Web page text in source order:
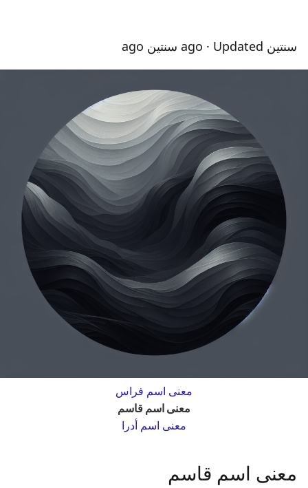
سنتين ago · Updated سنتين ago
معنى اسم فراس
معنى اسم قاسم
معنى اسم أدرا
معنى اسم قاسم